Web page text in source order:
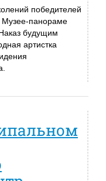
победителей
панораме
будущим
артистка